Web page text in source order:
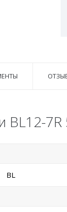
BL12-
BL